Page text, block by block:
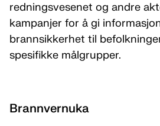
redningsvesenet og andre
kampanjer for å gi
brannsikkerhet til
spesifikke målgrupper.
Brannvernuka